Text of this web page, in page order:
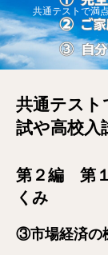
共通テストで満
共通テスト
試や高校入
第２編 第
くみ
③市場経済の